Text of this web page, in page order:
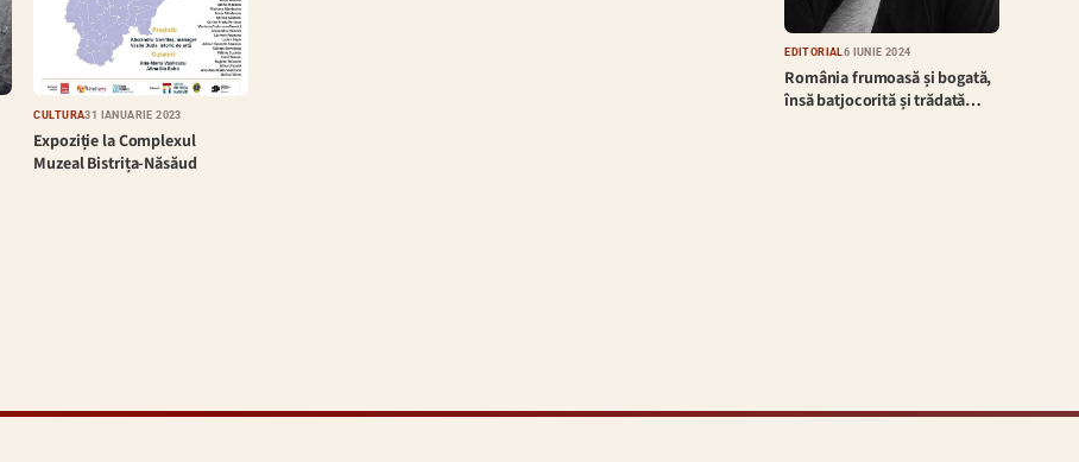
CULTURĂ31 IANUARIE 2023
Expoziție la Complexul
Muzeal Bistrița-Năsăud
EDITORIAL 6 IUNIE 2024
România frumoasă și bogată,
însă batjocorită și trădată…